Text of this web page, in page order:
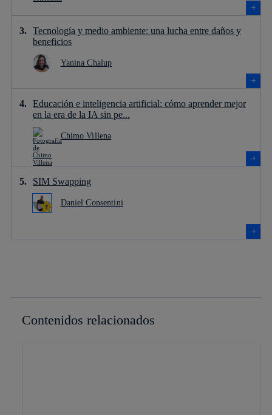
Tecnología y medio ambiente: una lucha entre daños y
beneficios
Yanina Chalup
Educación e inteligencia artificial: cómo aprender mejor
en la era de la IA sin pe...
Chimo Villena
SIM Swapping
Daniel Consentini
Contenidos relacionados